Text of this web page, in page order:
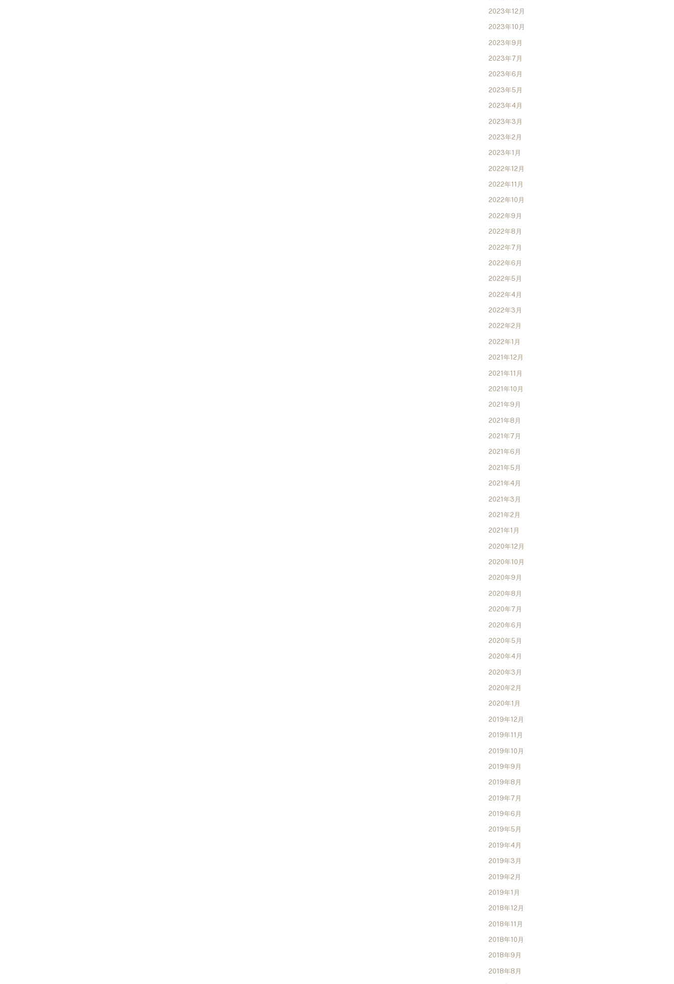
2023年12月
2023年10月
2023年9月
2023年7月
2023年6月
2023年5月
2023年4月
2023年3月
2023年2月
2023年1月
2022年12月
2022年11月
2022年10月
2022年9月
2022年8月
2022年7月
2022年6月
2022年5月
2022年4月
2022年3月
2022年2月
2022年1月
2021年12月
2021年11月
2021年10月
2021年9月
2021年8月
2021年7月
2021年6月
2021年5月
2021年4月
2021年3月
2021年2月
2021年1月
2020年12月
2020年10月
2020年9月
2020年8月
2020年7月
2020年6月
2020年5月
2020年4月
2020年3月
2020年2月
2020年1月
2019年12月
2019年11月
2019年10月
2019年9月
2019年8月
2019年7月
2019年6月
2019年5月
2019年4月
2019年3月
2019年2月
2019年1月
2018年12月
2018年11月
2018年10月
2018年9月
2018年8月